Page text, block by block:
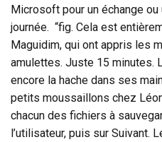
Microsoft pour un échange
journée. “fig. Cela est
Maguidim, qui ont appris les
amulettes. Juste 15 minutes.
encore la hache dans ses
petits moussaillons chez
chacun des fichiers à
l’utilisateur, puis sur Suivant.